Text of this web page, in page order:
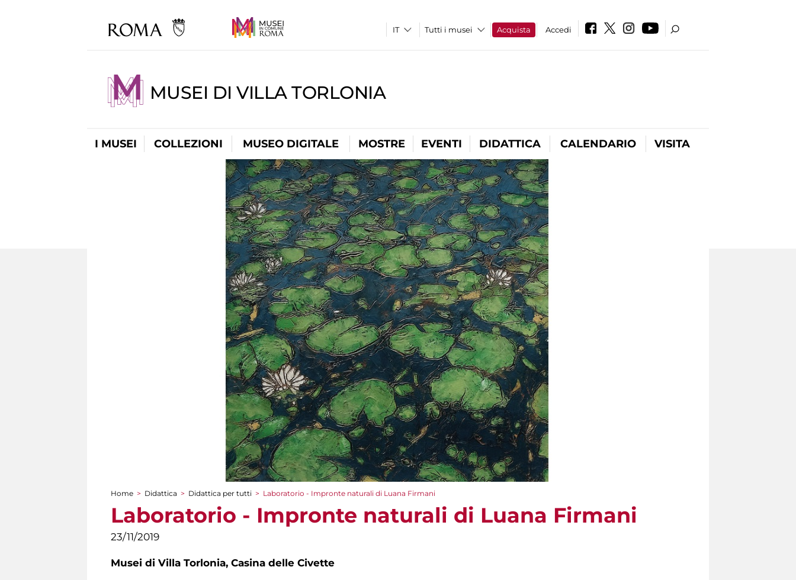
Tutti i musei Acquista Accedi
MUSEI DI VILLA TORLONIA
I MUSEI COLLEZIONI MUSEO DIGITALE MOSTRE EVENTI DIDATTICA CALENDARIO VISITA
Tu sei qui
Home > Didattica > Didattica per tutti > Laboratorio - Impronte naturali di Luana Firmani
Laboratorio - Impronte naturali di Luana Firmani
23/11/2019
Musei di Villa Torlonia, Casina delle Civette